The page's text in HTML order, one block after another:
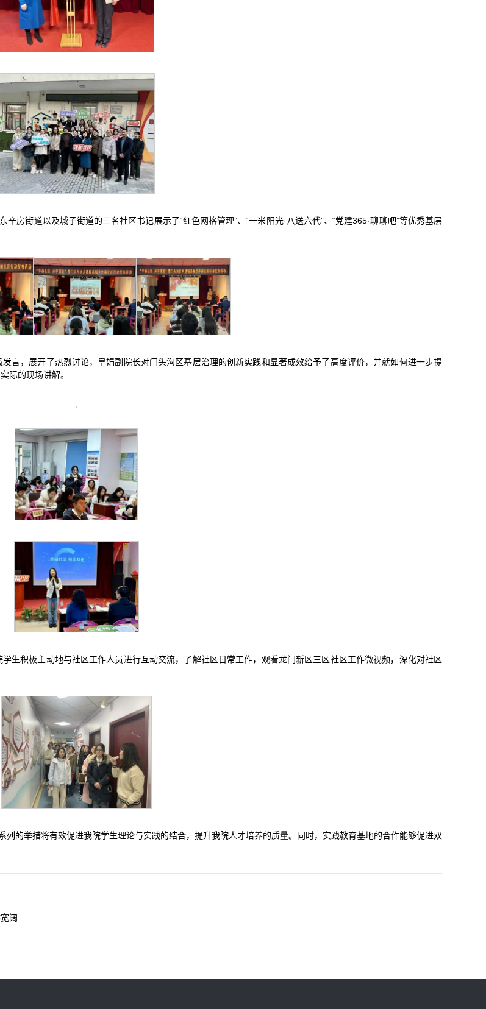
房街道以及城子街道的三名社区书记展示了“红色网格管理”、“一米阳光·八送六代”、“党建365·聊聊吧”等优秀基层
言，展开了热烈讨论，皇娟副院长对门头沟区基层治理的创新实践和显著成效给予了高度评价，并就如何进一步提
际的现场讲解。
生积极主动地与社区工作人员进行互动交流，了解社区日常工作，观看龙门新区三区社区工作微视频，深化对社区
列的举措将有效促进我院学生理论与实践的结合，提升我院人才培养的质量。同时，实践教育基地的合作能够促进双
阔